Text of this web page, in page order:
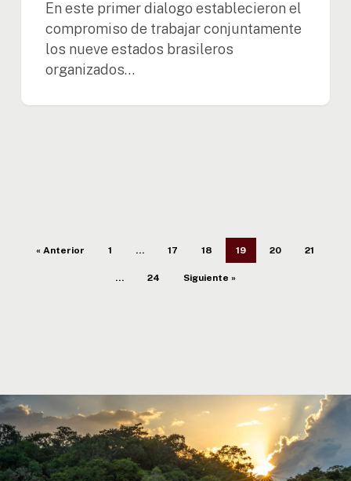
En este primer dialogo establecieron el
compromiso de trabajar conjuntamente
los nueve estados brasileros
organizados…
« Anterior 1 … 17 18 19 20 21
… 24 Siguiente »